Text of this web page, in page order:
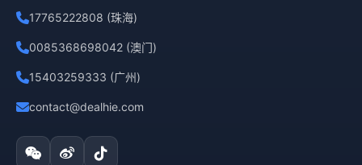
17765222808 (珠海)
0085368698042 (澳门)
15403259333 (广州)
contact@dealhie.com